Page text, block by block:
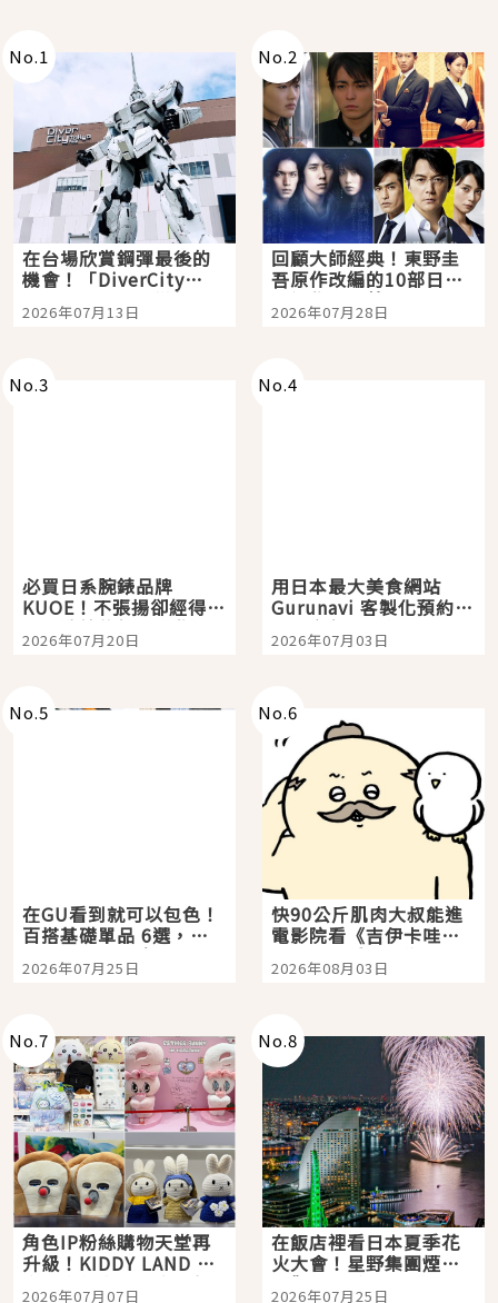
No.1
在台場欣賞鋼彈最後的
機會！「DiverCity
Tokyo Plaza」搭船、
購物、美食及夜景，一
2026年07月13日
No.2
回顧大師經典！東野圭
吾原作改編的10部日本
影視作品推薦
2026年07月28日
No.3
必買日系腕錶品牌
KUOE！不張揚卻經得起
時間洗鍊的經典之作五
選
2026年07月20日
No.4
用日本最大美食網站
Gurunavi 客製化預約九
大都市餐廳，打造專屬
美食體驗！
2026年07月03日
No.5
在GU看到就可以包色！
百搭基礎單品 6選，閉
眼全收也不心疼
2026年07月25日
No.6
快90公斤肌肉大叔能進
電影院看《吉伊卡哇》
嗎？日本重金屬樂團
「打首」會長與nagano
2026年08月03日
No.7
角色IP粉絲購物天堂再
升級！KIDDY LAND 原
宿店吉伊卡哇迎客，新
2026年07月07日
No.8
在飯店裡看日本夏季花
火大會！星野集團煙火
景觀飯店6選，讓你不用
2026年07月25日